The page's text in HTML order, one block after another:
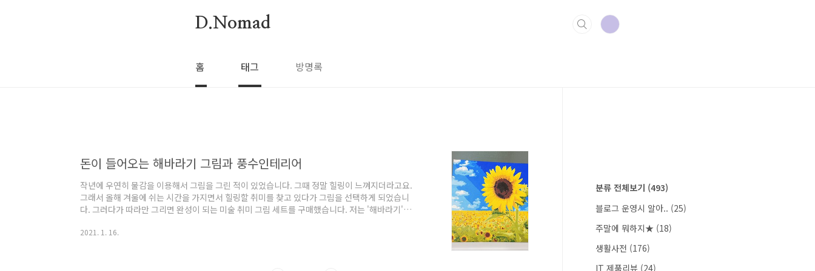
D.Nomad
홈 태그 방명록
돈이 들어오는 해바라기 그림과 풍수인테리어
작년에 우연히 물감을 이용해서 그림을 그린 적이 있었습니다. 그때 정말 힐링이 느껴지더라고요.
그래서 올해 겨울에 쉬는 시간을 가지면서 힐링할 취미를 찾고 있다가 그림을 선택하게 되었습니
다. 그러다가 따라만 그리면 완성이 되는 미술 취미 그림 세트를 구매했습니다. 저는 '해바라기'그
물을 가져다준다고 합니다. 드디어 완성을 했습니다. 그래서 오늘은 돈과 재물과 복을 가져다주는
2021. 1. 16.
분류 전체보기 (493)
블로그 운영시 알아.. (25)
주말에 뭐하지★ (18)
생활사전 (176)
IT 제품리뷰 (24)